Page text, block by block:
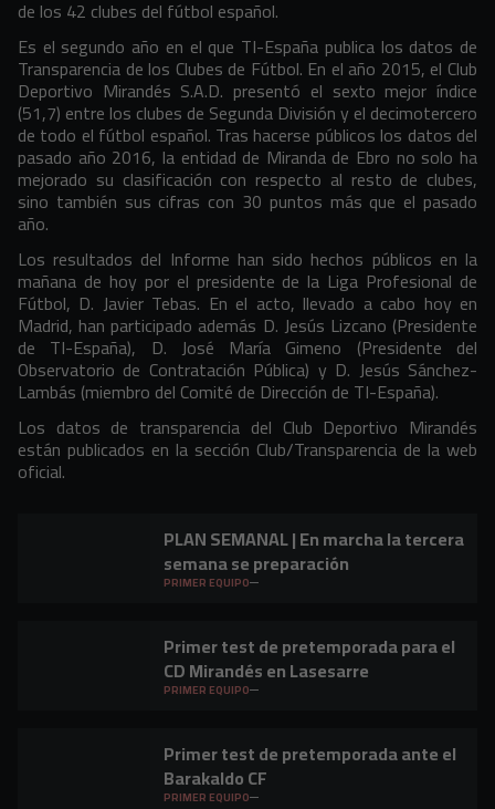
de los 42 clubes del fútbol español.
Es el segundo año en el que TI-España publica los datos de
Transparencia de los Clubes de Fútbol. En el año 2015, el Club
Deportivo Mirandés S.A.D. presentó el sexto mejor índice
(51,7) entre los clubes de Segunda División y el decimotercero
de todo el fútbol español. Tras hacerse públicos los datos del
pasado año 2016, la entidad de Miranda de Ebro no solo ha
mejorado su clasificación con respecto al resto de clubes,
sino también sus cifras con 30 puntos más que el pasado
año.
Los resultados del Informe han sido hechos públicos en la
mañana de hoy por el presidente de la Liga Profesional de
Fútbol, D. Javier Tebas. En el acto, llevado a cabo hoy en
Madrid, han participado además D. Jesús Lizcano (Presidente
de TI-España), D. José María Gimeno (Presidente del
Observatorio de Contratación Pública) y D. Jesús Sánchez-
Lambás (miembro del Comité de Dirección de TI-España).
Los datos de transparencia del Club Deportivo Mirandés
están publicados en la sección Club/Transparencia de la web
oficial.
PLAN SEMANAL | En marcha la tercera
semana se preparación
PRIMER EQUIPO
Primer test de pretemporada para el
CD Mirandés en Lasesarre
PRIMER EQUIPO
Primer test de pretemporada ante el
Barakaldo CF
PRIMER EQUIPO